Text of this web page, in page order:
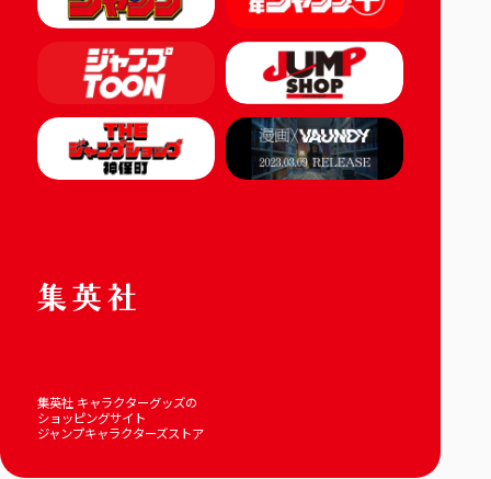
集英社 キャラクターグッズの
ショッピングサイト
ジャンプキャラクターズストア